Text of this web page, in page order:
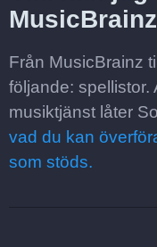
Från MusicBrainz
följande: spellistor.
musiktjänst låter
vad du kan
som stöds.